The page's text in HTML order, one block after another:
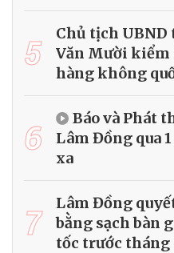
5
Chủ tịch
Văn Mười kiểm
hàng không
6
Báo và Phát
Lâm Đồng qua
xa
7
Lâm Đồng
bằng sạch bàn
tốc trước tháng